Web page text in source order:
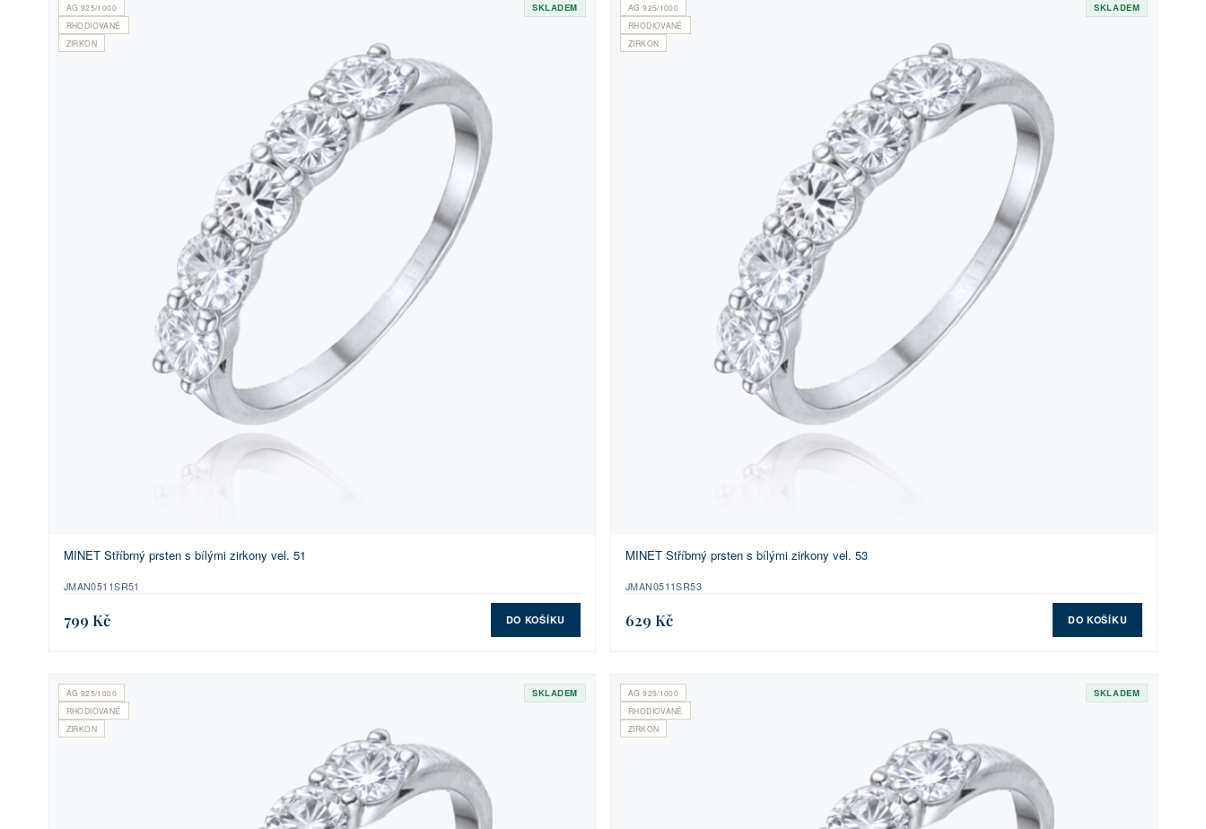
AG 925/1000
RHODIOVANÉ
ZIRKON
SKLADEM
MINET Stříbrný prsten s bílými zirkony vel. 51
JMAN0511SR51
799 Kč DO KOŠÍKU
AG 925/1000
RHODIOVANÉ
ZIRKON
SKLADEM
MINET Stříbrný prsten s bílými zirkony vel. 53
JMAN0511SR53
629 Kč DO KOŠÍKU
AG 925/1000
RHODIOVANÉ
ZIRKON
SKLADEM
AG 925/1000
RHODIOVANÉ
ZIRKON
SKLADEM